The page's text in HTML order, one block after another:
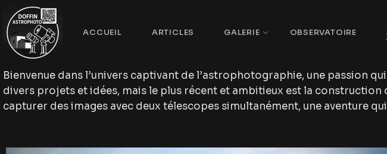
ACCUEIL ARTICLES GALERIE OBSERVATOIRE
Bienvenue dans l’univers captivant de l’astrophotographie, une passion
divers projets et idées, mais le plus récent et ambitieux est la
capturer des images avec deux télescopes simultanément, une aventure